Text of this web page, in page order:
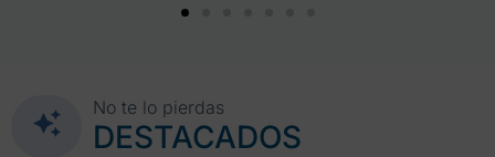
No te lo pierdas
DESTACADOS